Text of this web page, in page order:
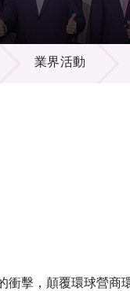
招標通告
徵求研發
項目資料
資訊中心
多媒體
出版刊物
業界活動
衝擊，顛覆環球營